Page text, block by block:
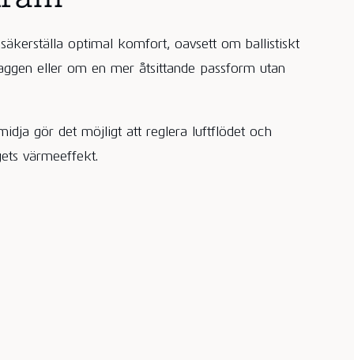
optimal komfort, oavsett om ballistiskt
eller om en mer åtsittande passform utan
gör det möjligt att reglera luftflödet och
värmeeffekt.